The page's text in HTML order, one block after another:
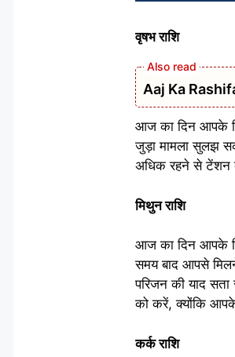
वृषभ राशि
Aaj Ka
आज का दिन आपके
जुड़ा मामला सुलझ
अधिक रहने से टेंशन
मिथुन राशि
आज का दिन आपके
समय बाद आपसे
परिजन की याद
को करें, क्योंकि
कर्क राशि